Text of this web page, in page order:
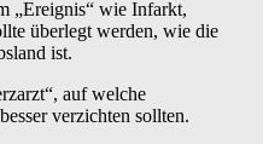
„Ereignis“ wie Infarkt,
überlegt werden, wie die
ist.
auf welche
verzichten sollten.